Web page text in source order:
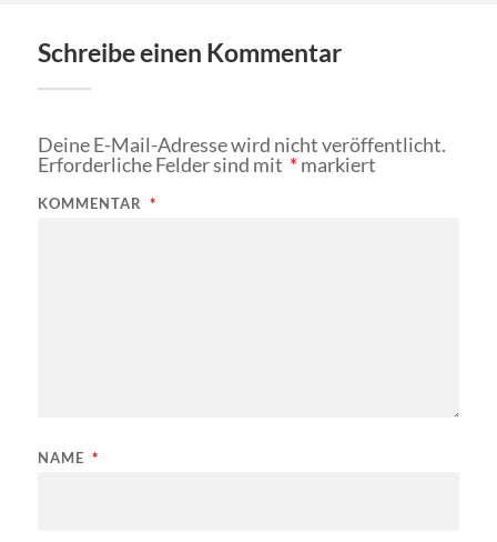
Schreibe einen Kommentar
Deine E-Mail-Adresse wird nicht veröffentlicht.
Erforderliche Felder sind mit *markiert
KOMMENTAR *
NAME *